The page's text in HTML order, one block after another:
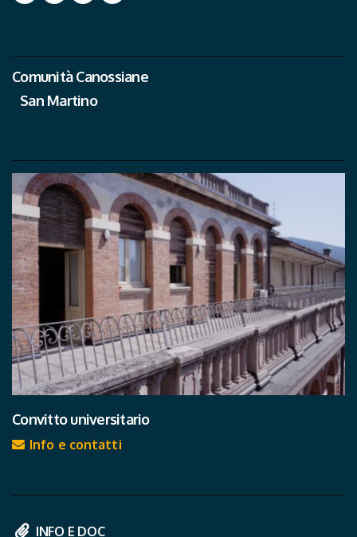
Comunità Canossiane
San Martino
Convitto universitario
Info e contatti
INFO E DOC